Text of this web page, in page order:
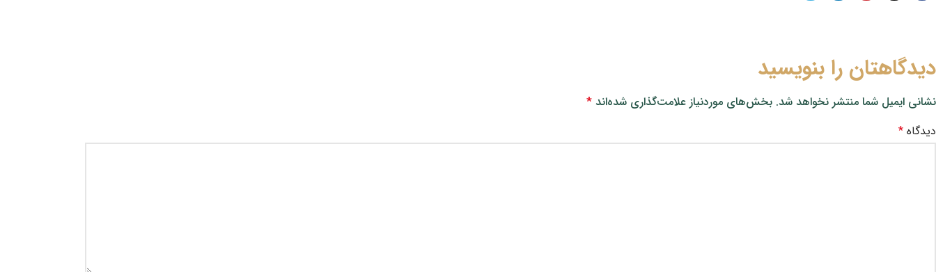
دیدگاهتان را بنویسید
نشانی ایمیل شما منتشر نخواهد شد. بخش‌های موردنیاز علامت‌گذاری شده‌اند *
دیدگاه *